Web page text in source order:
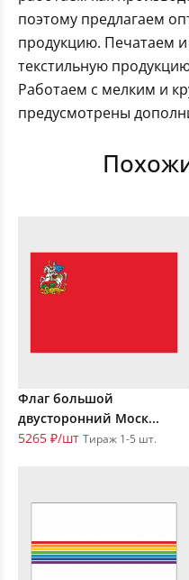
поэтому предлагаем
продукцию. Печатаем
текстильную
Работаем с мелким и
предусмотрены
Флаг большой
двусторонний Моск...
5265 ₽/шт Тираж 1-5 шт.